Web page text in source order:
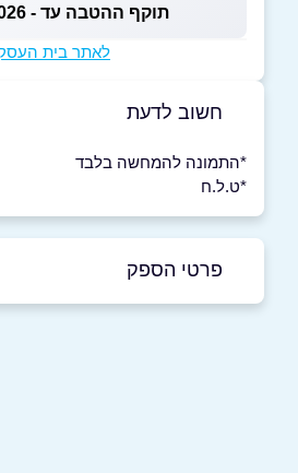
תוקף ההטבה עד - 07.09.2026
לאתר בית
חשוב לדעת
*התמונה להמחשה בלבד
*ט.ל.ח
פרטי הספק